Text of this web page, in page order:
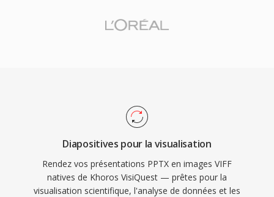
Diapositives pour la visualisation
Rendez vos présentations PPTX en images VIFF
natives de Khoros VisiQuest — prêtes pour la
visualisation scientifique, l'analyse de données et les